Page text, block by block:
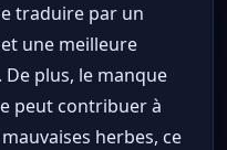
traduire par un
une meilleure
plus, le manque
peut contribuer à
herbes, ce